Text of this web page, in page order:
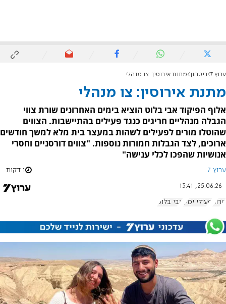
ערוץ 7 ביטחון מתנת אירוסין: צו מנהלי
מתנת אירוסין: צו מנהלי
אלוף הפיקוד אבי בלוט הוציא בימים האחרונים שורת צווי
הגבלה מנהליים חריגים כנגד פעילים בהתיישבות. הצווים
שהוטלו מורים לפעילים לשהות במעצר בית מלא למשך חודשים
ארוכים, לצד הגבלות חמורות נוספות. "צווים דורסניים וחסרי
אנושיות שהפכו לכלי ענישה"
ערוץ 7 1 דקות
25.06.26, 13:41
טרור פעילי ימין אבי בלוט